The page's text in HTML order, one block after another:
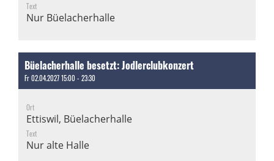
Text
Nur Büelacherhalle
Büelacherhalle besetzt: Jodlerclubkonzert
Fr 02.04.2027 15:00 - 23:30
Ort
Ettiswil, Büelacherhalle
Text
Nur alte Halle